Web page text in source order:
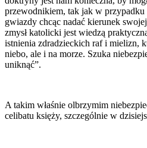
przewodnikiem, tak jak w przypadku
gwiazdy chcąc nadać kierunek
zmysł katolicki jest wiedzą
istnienia zdradzieckich raf i mielizn,
niebo, ale i na morze. Szuka
uniknąć”.
A takim właśnie olbrzymim
celibatu księży, szczególnie w